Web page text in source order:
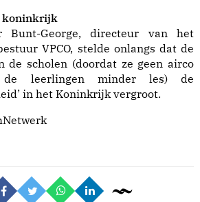
koninkrijk
Bunt-George, directeur van het
VPCO, stelde onlangs dat de
de scholen (doordat ze geen airco
de leerlingen minder les) de
in het Koninkrijk vergroot.